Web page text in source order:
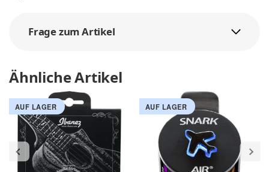
Frage zum Artikel
Ähnliche Artikel
AUF LAGER AUF LAGER